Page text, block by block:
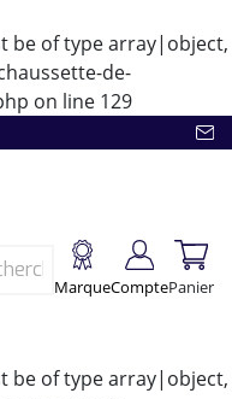
be of type array|object,
de-
on line 129
MarqueComptePanier
be of type array|object,